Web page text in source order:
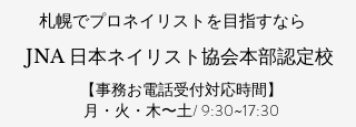
札幌​でプロネイリストを目指すなら
JNA 日本ネイリスト協会本部認定校
【事務お電話受付対応時間】
​月・火・木〜土/ 9:30~17:30